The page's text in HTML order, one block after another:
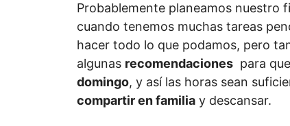
Probablemente planeamos nuestro
cuando tenemos muchas tareas
hacer todo lo que podamos, pero
algunas recomendaciones para
domingo, y así las horas sean
compartir en familia y descansar.